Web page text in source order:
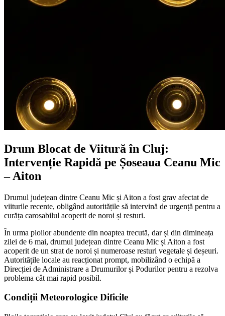
Drum Blocat de Viitură în Cluj:
Intervenție Rapidă pe Șoseaua Ceanu Mic
– Aiton
Drumul județean dintre Ceanu Mic și Aiton a fost grav afectat de
viiturile recente, obligând autoritățile să intervină de urgență pentru a
curăța carosabilul acoperit de noroi și resturi.
În urma ploilor abundente din noaptea trecută, dar și din dimineața
zilei de 6 mai, drumul județean dintre Ceanu Mic și Aiton a fost
acoperit de un strat de noroi și numeroase resturi vegetale și deșeuri.
Autoritățile locale au reacționat prompt, mobilizând o echipă a
Direcției de Administrare a Drumurilor și Podurilor pentru a rezolva
problema cât mai rapid posibil.
Condiții Meteorologice Dificile